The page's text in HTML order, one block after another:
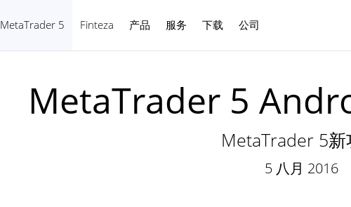
MetaTrader 5 Finteza 产品 服务 下载 公司
MetaTrader 5
MetaTrader 5新
5 八月 2016